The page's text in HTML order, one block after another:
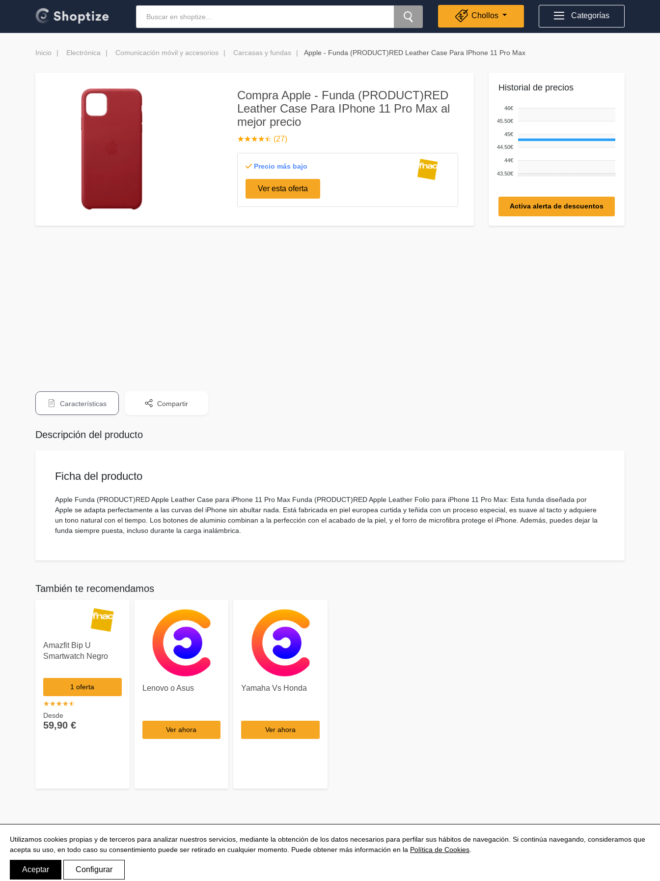
Chollos Categorías
Inicio Electrónica Comunicación móvil y accesorios Carcasas y fundas Apple - Funda (PRODUCT)RED Leather Case Para IPhone 11 Pro Max
Compra Apple - Funda (PRODUCT)RED
Leather Case Para IPhone 11 Pro Max al
mejor precio
☆☆☆☆☆
★★★★★ (27)
Precio más bajo
Ver esta oferta
Historial de precios
46€
45.50€
45€
44.50€
44€
43.50€
Activa alerta de descuentos
Características Compartir
Descripción del producto
Ficha del producto
Apple Funda (PRODUCT)RED Apple Leather Case para iPhone 11 Pro Max Funda (PRODUCT)RED Apple Leather Folio para iPhone 11 Pro Max: Esta funda diseñada por
Apple se adapta perfectamente a las curvas del iPhone sin abultar nada. Está fabricada en piel europea curtida y teñida con un proceso especial, es suave al tacto y adquiere
un tono natural con el tiempo. Los botones de aluminio combinan a la perfección con el acabado de la piel, y el forro de microfibra protege el iPhone. Además, puedes dejar la
funda siempre puesta, incluso durante la carga inalámbrica.
También te recomendamos
Amazfit Bip U
Smartwatch Negro
1 oferta
☆☆☆☆☆
★★★★★
Desde
59,90 €
Lenovo o Asus
Ver ahora
Yamaha Vs Honda
Ver ahora
@Shoptize 2026 Italia
Utilizamos cookies propias y de terceros para analizar nuestros servicios, mediante la obtención de los datos necesarios para perfilar sus hábitos de navegación. Si continúa navegando, consideramos que
acepta su uso, en todo caso su consentimiento puede ser retirado en cualquier momento. Puede obtener más información en la Política de Cookies
Aceptar Configurar